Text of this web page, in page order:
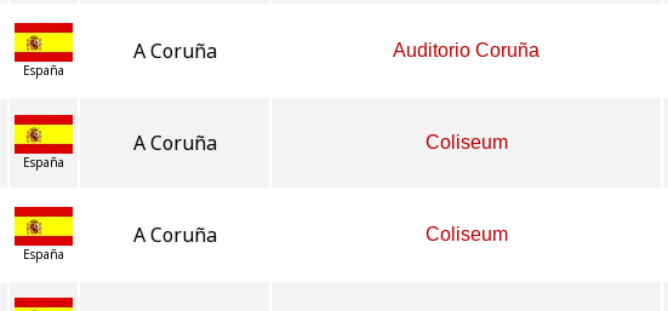
España
A Coruña Auditorio Coruña
España
A Coruña Coliseum
España
A Coruña Coliseum